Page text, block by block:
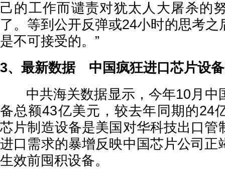
己的工作而谴责对犹太人大屠杀的
了。等到公开反弹或24小时的思考之
是不可接受的。”
3、最新数据 中国疯狂进口芯片设
中共海关数据显示，今年10月中
备总额43亿美元，较去年同期的24
芯片制造设备是美国对华科技出口管
进口需求的暴增反映中国芯片公司正
生效前囤积设备。